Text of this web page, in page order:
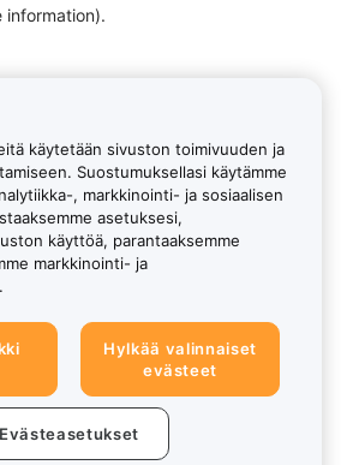
information).
käytetään sivuston toimivuuden ja
Suostumuksellasi käytämme
, markkinointi- ja sosiaalisen
asetuksesi,
käyttöä, parantaaksemme
markkinointi- ja
Hylkää valinnaiset
evästeet
Evästeasetukset